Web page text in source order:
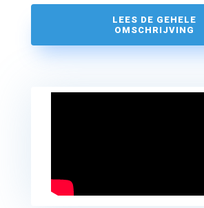
De Spes Mea is een ruim, praktisch
schip.
LEES DE GEHELE
OMSCHRIJVING